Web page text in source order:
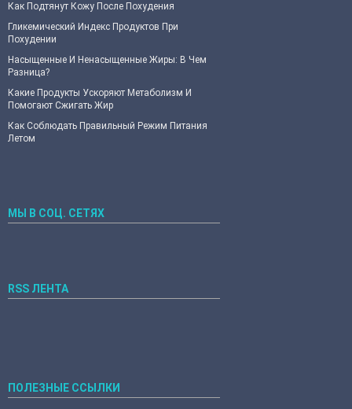
Как Подтянут Кожу После Похудения
Гликемический Индекс Продуктов При
Похудении
Насыщенные И Ненасыщенные Жиры: В Чем
Разница?
Какие Продукты Ускоряют Метаболизм И
Помогают Сжигать Жир
Как Соблюдать Правильный Режим Питания
Летом
ПОЛЕЗНЫЕ ССЫЛКИ
МЫ В СОЦ. СЕТЯХ
RSS ЛЕНТА